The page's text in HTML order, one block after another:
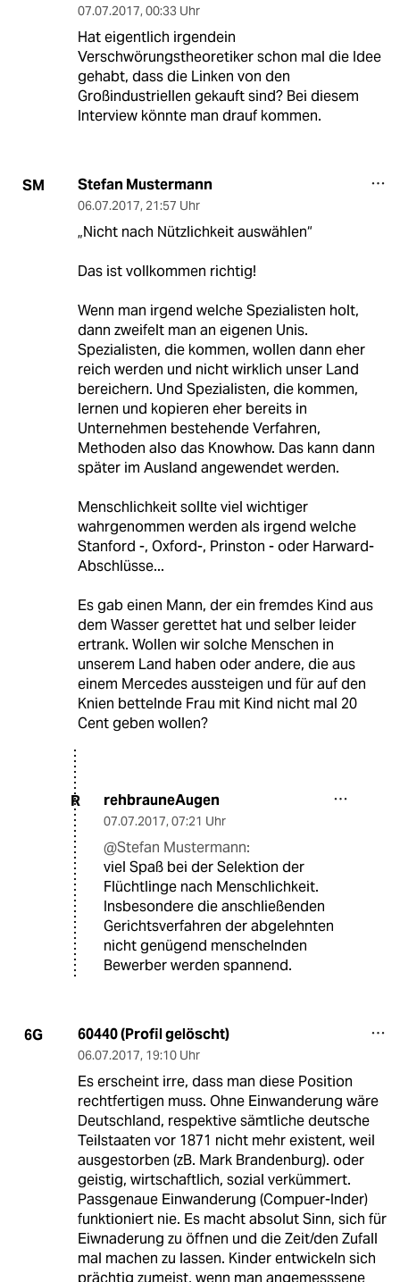
07.07.2017, 00:33 Uhr
Hat eigentlich irgendein
Verschwörungstheoretiker schon mal die Idee
gehabt, dass die Linken von den
Großindustriellen gekauft sind? Bei diesem
Interview könnte man drauf kommen.
SM Stefan Mustermann
06.07.2017, 21:57 Uhr
„Nicht nach Nützlichkeit auswählen“
Das ist vollkommen richtig!
Wenn man irgend welche Spezialisten holt,
dann zweifelt man an eigenen Unis.
Spezialisten, die kommen, wollen dann eher
reich werden und nicht wirklich unser Land
bereichern. Und Spezialisten, die kommen,
lernen und kopieren eher bereits in
Unternehmen bestehende Verfahren,
Methoden also das Knowhow. Das kann dann
später im Ausland angewendet werden.
Menschlichkeit sollte viel wichtiger
wahrgenommen werden als irgend welche
Stanford -, Oxford-, Prinston - oder Harward-
Abschlüsse...
Es gab einen Mann, der ein fremdes Kind aus
dem Wasser gerettet hat und selber leider
ertrank. Wollen wir solche Menschen in
unserem Land haben oder andere, die aus
einem Mercedes aussteigen und für auf den
Knien bettelnde Frau mit Kind nicht mal 20
Cent geben wollen?
R rehbrauneAugen
07.07.2017, 07:21 Uhr
@Stefan Mustermann:
viel Spaß bei der Selektion der
Flüchtlinge nach Menschlichkeit.
Insbesondere die anschließenden
Gerichtsverfahren der abgelehnten
nicht genügend menschelnden
Bewerber werden spannend.
6G 60440 (Profil gelöscht)
06.07.2017, 19:10 Uhr
Es erscheint irre, dass man diese Position
rechtfertigen muss. Ohne Einwanderung wäre
Deutschland, respektive sämtliche deutsche
Teilstaaten vor 1871 nicht mehr existent, weil
ausgestorben (zB. Mark Brandenburg). oder
geistig, wirtschaftlich, sozial verkümmert.
Passgenaue Einwanderung (Compuer-Inder)
funktioniert nie. Es macht absolut Sinn, sich für
Eiwnaderung zu öffnen und die Zeit/den Zufall
mal machen zu lassen. Kinder entwickeln sich